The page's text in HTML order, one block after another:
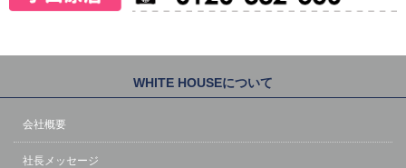
WHITE HOUSEについて
会社概要
社長メッセージ